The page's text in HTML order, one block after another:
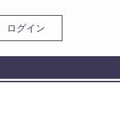
ログイン